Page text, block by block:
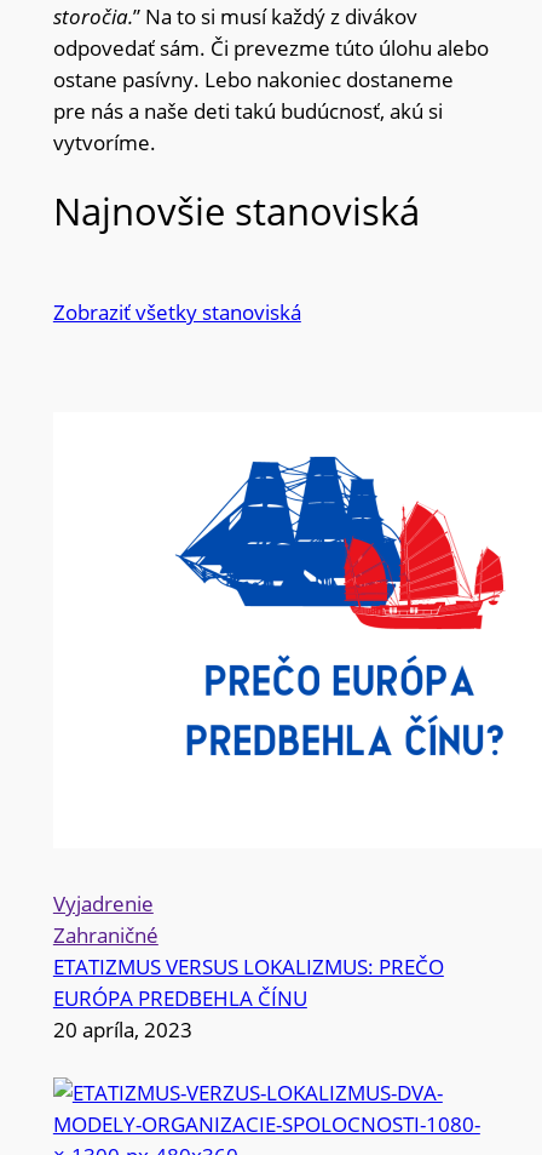
storočia.” Na to si musí každý z divákov
odpovedať sám. Či prevezme túto úlohu alebo
ostane pasívny. Lebo nakoniec dostaneme
pre nás a naše deti takú budúcnosť, akú si
vytvoríme.
Najnovšie stanoviská
Zobraziť všetky stanoviská
Vyjadrenie
Zahraničné
ETATIZMUS VERSUS LOKALIZMUS: PREČO
EURÓPA PREDBEHLA ČÍNU
20 apríla, 2023